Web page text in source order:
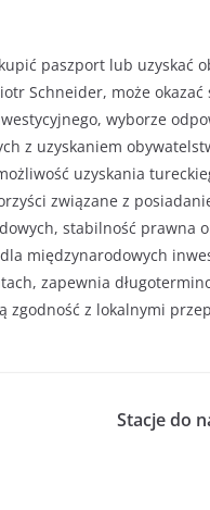
paszport lub uzyskać
Schneider, może
wyborze
z uzyskaniem
uzyskania
związane z
stabilność prawna
międzynarodowych
zapewnia
zgodność z lokalnymi
Stacje do